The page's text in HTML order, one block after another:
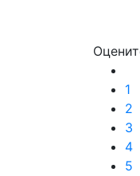
1
2
3
4
5